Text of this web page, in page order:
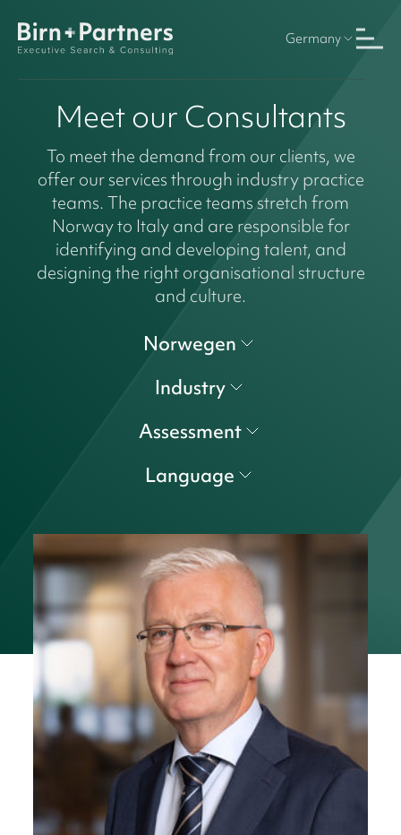
Germany
Meet our Consultants
To meet the demand from our clients, we
offer our services through industry practice
teams. The practice teams stretch from
Norway to Italy and are responsible for
identifying and developing talent, and
designing the right organisational structure
and culture.
Norwegen
Industry
Assessment
Language